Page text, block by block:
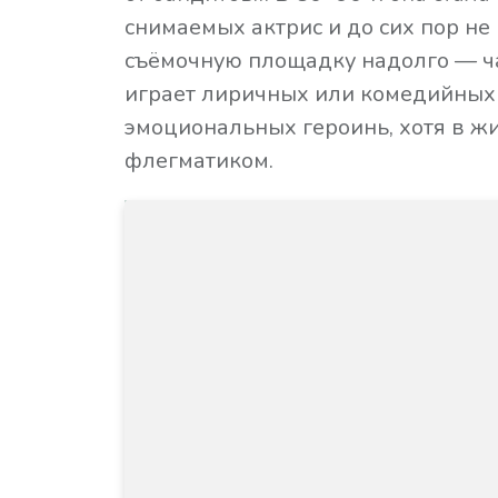
снимаемых актрис и до сих пор не
съёмочную площадку надолго —
играет лиричных или
эмоциональных героинь, хотя в
флегматиком.